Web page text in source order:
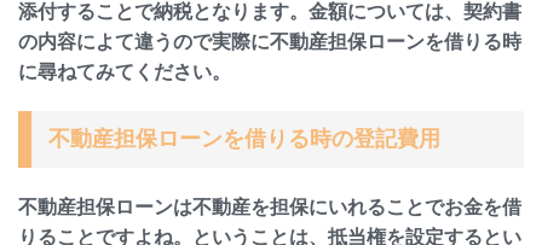
添付することで納税となります。金額については、契約書
の内容によて違うので実際に不動産担保ローンを借りる時
に尋ねてみてください。
不動産担保ローンを借りる時の登記費用
不動産担保ローンは不動産を担保にいれることでお金を借
りることですよね。ということは、抵当権を設定するとい